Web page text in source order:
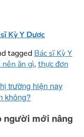
Kỳ Y Dược
tagged Bác sĩ Kỳ Y
ăn gì, thực đơn
trường hiện nay
không?
người mới nâng